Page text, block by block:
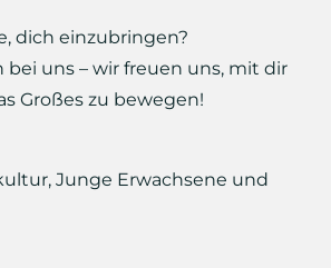
dich einzubringen?
bei uns – wir freuen uns, mit dir
Großes zu bewegen!
Junge Erwachsene und